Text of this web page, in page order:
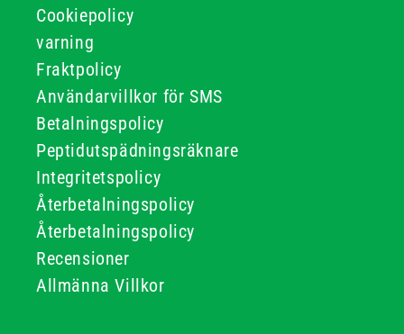
Cookiepolicy
varning
Fraktpolicy
Användarvillkor för SMS
Betalningspolicy
Peptidutspädningsräknare
Integritetspolicy
Återbetalningspolicy
Återbetalningspolicy
Recensioner
Allmänna Villkor